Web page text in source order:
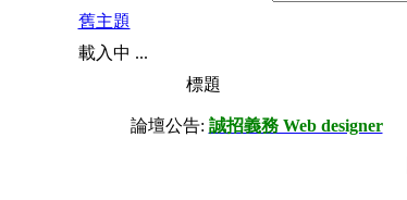
舊主題
載入中 ...
標題
論壇公告: 誠招義務 Web designer